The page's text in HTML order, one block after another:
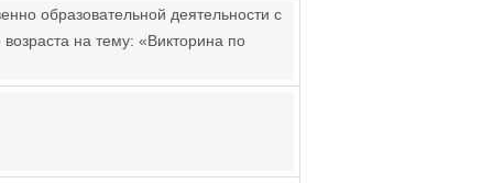
образовательной деятельности с
на тему: «Викторина по